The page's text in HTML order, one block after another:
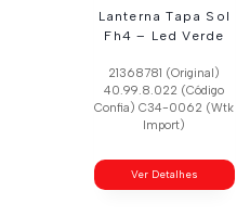
Lanterna Tapa Sol
Fh4 – Led Verde
21368781 (Original)
40.99.8.022 (Código
Confia) C34-0062 (Wtk
Import)
Ver Detalhes